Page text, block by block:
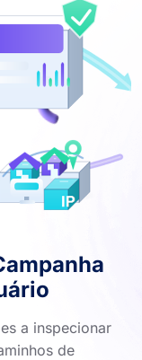
a inspecionar
de